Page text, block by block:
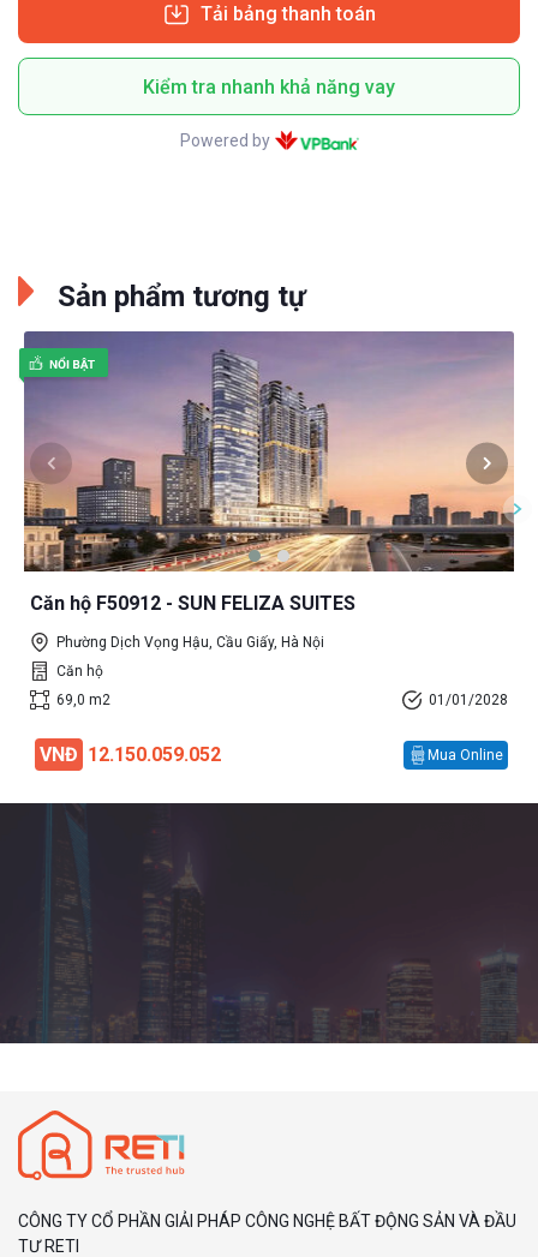
Tải bảng thanh toán
Kiểm tra nhanh khả năng vay
Powered by
Sản phẩm tương tự
Căn hộ F50912 - SUN FELIZA SUITES
Phường Dịch Vọng Hậu, Cầu Giấy, Hà Nội
Căn hộ
69,0 m2
01/01/2028
VNĐ 12.150.059.052 Mua Online
CÔNG TY CỔ PHẦN GIẢI PHÁP CÔNG NGHỆ BẤT ĐỘNG SẢN VÀ ĐẦU
TƯ RETI